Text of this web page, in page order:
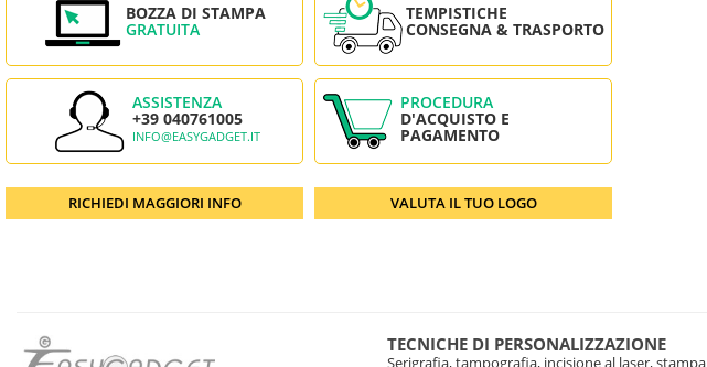
BOZZA DI STAMPA
GRATUITA
TEMPISTICHE
CONSEGNA & TRASPORTO
ASSISTENZA
+39 040761005
INFO@EASYGADGET.IT
PROCEDURA
D'ACQUISTO E
PAGAMENTO
RICHIEDI MAGGIORI INFO VALUTA IL TUO LOGO
TECNICHE DI PERSONALIZZAZIONE
Serigrafia, tampografia, incisione al laser, stampa